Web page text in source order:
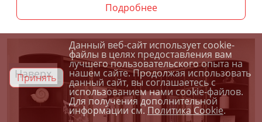
Подробнее
Наверх
Принять
Данный веб-сайт использует cookie-
файлы в целях предоставления вам
лучшего пользовательского опыта на
нашем сайте. Продолжая использовать
данный сайт, вы соглашаетесь с
использованием нами cookie-файлов.
Для получения дополнительной
информации см.Политика Cookie.